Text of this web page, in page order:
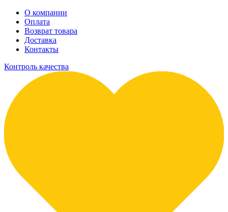
О компании
Оплата
Возврат товара
Доставка
Контакты
Контроль качества